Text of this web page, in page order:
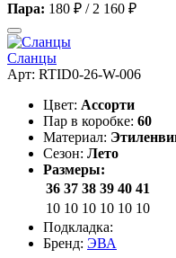
Пара: 180 ₽ / 2 160 ₽
Сланцы
Арт: RTID0-26-W-006
Цвет: Ассорти
Пар в коробке: 60
Материал:
Сезон: Лето
Размеры:
36 37 38 39 40 41
10 10 10 10 10 10
Подкладка:
Бренд: ЭВА